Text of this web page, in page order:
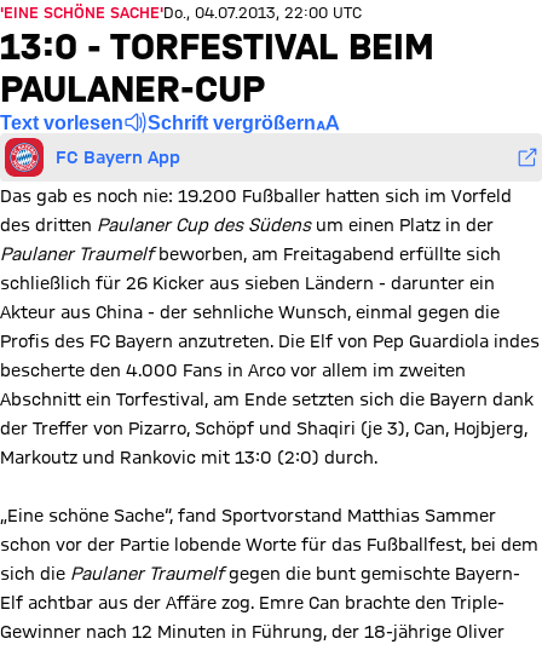
'EINE SCHÖNE SACHE'Do., 04.07.2013, 22:00 UTC
13:0 - TORFESTIVAL BEIM
PAULANER-CUP
Text vorlesen Schrift vergrößern
FC Bayern App
Das gab es noch nie: 19.200 Fußballer hatten sich im Vorfeld
des dritten Paulaner Cup des Südensum einen Platz in der
Paulaner Traumelfbeworben, am Freitagabend erfüllte sich
schließlich für 26 Kicker aus sieben Ländern - darunter ein
Akteur aus China - der sehnliche Wunsch, einmal gegen die
Profis des FC Bayern anzutreten. Die Elf von Pep Guardiola indes
bescherte den 4.000 Fans in Arco vor allem im zweiten
Abschnitt ein Torfestival, am Ende setzten sich die Bayern dank
der Treffer von Pizarro, Schöpf und Shaqiri (je 3), Can, Hojbjerg,
Markoutz und Rankovic mit 13:0 (2:0) durch.
„Eine schöne Sache“, fand Sportvorstand Matthias Sammer
schon vor der Partie lobende Worte für das Fußballfest, bei dem
sich die Paulaner Traumelfgegen die bunt gemischte Bayern-
Elf achtbar aus der Affäre zog. Emre Can brachte den Triple-
Gewinner nach 12 Minuten in Führung, der 18-jährige Oliver